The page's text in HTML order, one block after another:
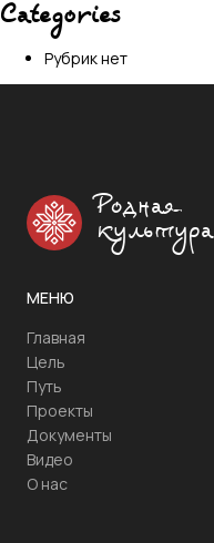
Categories
Рубрик нет
Родная
культура
МЕНЮ
Главная
Цель
Путь
Проекты
Документы
Видео
О нас